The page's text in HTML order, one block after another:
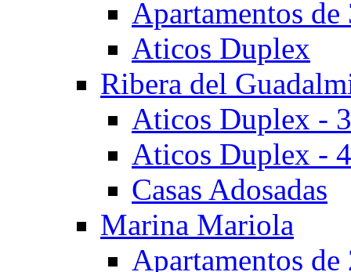
Apartamentos
Aticos Duplex
Ribera del
Aticos Duplex -
Aticos Duplex -
Casas Adosadas
Marina Mariola
Apartamentos